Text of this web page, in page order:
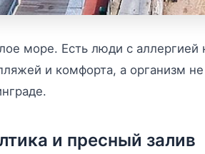
море. Есть люди с аллергией
и комфорта, а организм
и пресный залив